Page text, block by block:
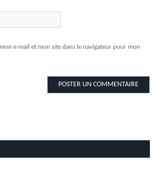
e-mail et mon site dans le navigateur pour mon